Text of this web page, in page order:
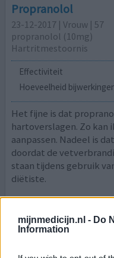
mijnmedicijn.nl - Do
Information
Propranolol
23-12-2017 | Vrouw | 57
propranolol (10mg)
Hartritmestoornis
Effectiviteit
Hoeveelheid
Het fijne is dat
hartoverslagen. Zo kan
aanpassen. Nadeel is
doordat de
staan tijdens gebruik
diëtiste.
Propranolol